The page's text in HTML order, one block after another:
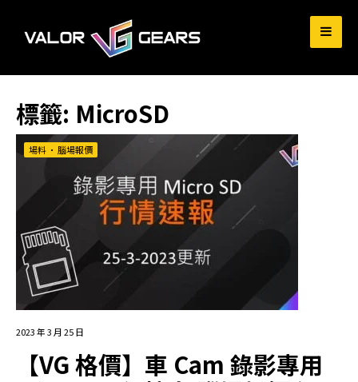
標籤: MicroSD
場料 • 腦場報價
2023 年 3 月 25 日
【VG 格價】車 Cam 錄影專用